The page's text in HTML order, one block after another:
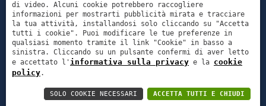
ART OF LIVING - P. Iva 04603060239
Viale Del Lavoro, 17 - 37036 San Martino Buon
Albergo , Verona - Telefono:+39 045/8799059-
Email:info@customcamper.it
di video. Alcuni cookie potrebbero raccogliere
informazioni per mostrarti pubblicità mirata e tracciare
la tua attività, installandosi solo cliccando su "Accetta
tutti i cookie". Puoi modificare le tue preferenze in
qualsiasi momento tramite il link "Cookie" in basso a
sinistra. Cliccando su un pulsante confermi di aver letto
e accettato l' informativa sulla privacy e la cookie
policy.
ACCETTA TUTTI E CHIUDI
SOLO COOKIE NECESSARI